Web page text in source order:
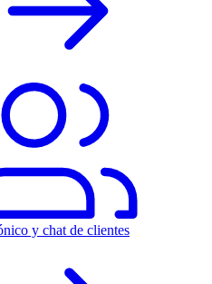
y chat de clientes